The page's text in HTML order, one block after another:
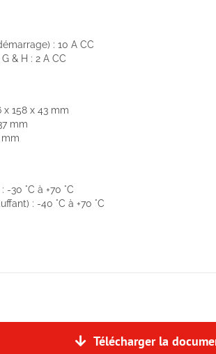
: 10 A CC
& H : 2 A CC
158 x 43 mm
mm
mm
30 °C à +70 °C
: -40 °C à +70 °C
Télécharger la